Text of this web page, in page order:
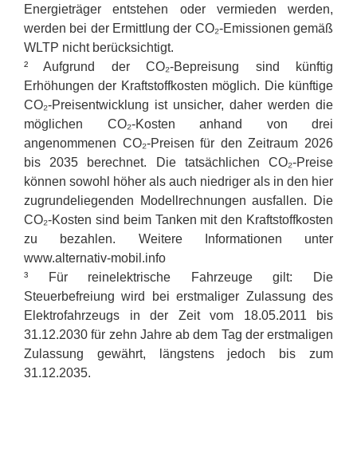
Energieträger entstehen oder vermieden werden,
werden bei der Ermittlung der CO₂-Emissionen gemäß
WLTP nicht berücksichtigt.
² Aufgrund der CO₂-Bepreisung sind künftig
Erhöhungen der Kraftstoffkosten möglich. Die künftige
CO₂-Preisentwicklung ist unsicher, daher werden die
möglichen CO₂-Kosten anhand von drei
angenommenen CO₂-Preisen für den Zeitraum 2026
bis 2035 berechnet. Die tatsächlichen CO₂-Preise
können sowohl höher als auch niedriger als in den hier
zugrundeliegenden Modellrechnungen ausfallen. Die
CO₂-Kosten sind beim Tanken mit den Kraftstoffkosten
zu bezahlen. Weitere Informationen unter
www.alternativ-mobil.info
³ Für reinelektrische Fahrzeuge gilt: Die
Steuerbefreiung wird bei erstmaliger Zulassung des
Elektrofahrzeugs in der Zeit vom 18.05.2011 bis
31.12.2030 für zehn Jahre ab dem Tag der erstmaligen
Zulassung gewährt, längstens jedoch bis zum
31.12.2035.